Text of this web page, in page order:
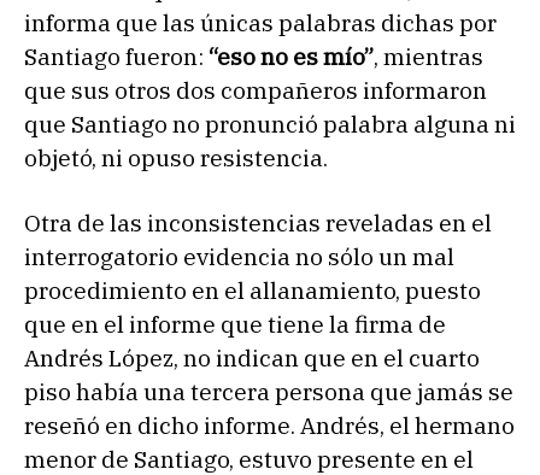
informa que las únicas palabras dichas por
Santiago fueron: “eso no es mío”, mientras
que sus otros dos compañeros informaron
que Santiago no pronunció palabra alguna ni
objetó, ni opuso resistencia.
Otra de las inconsistencias reveladas en el
interrogatorio evidencia no sólo un mal
procedimiento en el allanamiento, puesto
que en el informe que tiene la firma de
Andrés López, no indican que en el cuarto
piso había una tercera persona que jamás se
reseñó en dicho informe. Andrés, el hermano
menor de Santiago, estuvo presente en el